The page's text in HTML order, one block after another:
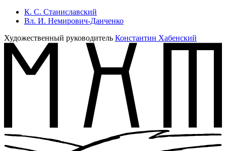
К. С. Станиславский
Вл. И. Немирович-Данченко
Художественный руководитель Константин Хабенский